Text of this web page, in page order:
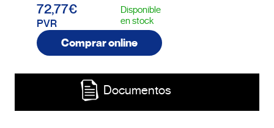
72,77€
PVR
Disponible
en stock
Comprar online
Documentos